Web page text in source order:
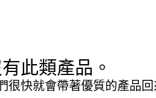
此類產品。
很快就會帶著優質的產品